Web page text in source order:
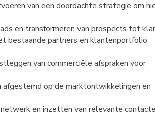
van een doordachte strategie om
en transformeren van prospects tot
bestaande partners en klantenportfolio
van commerciële afspraken voor
op de marktontwikkelingen en
en inzetten van relevante